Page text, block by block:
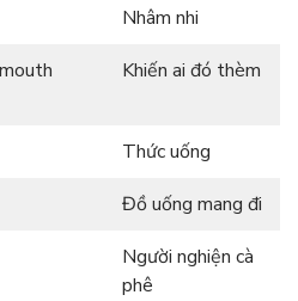
Nhâm nhi
Khiến ai đó thèm
Thức uống
Đồ uống mang đi
Người nghiện cà
phê